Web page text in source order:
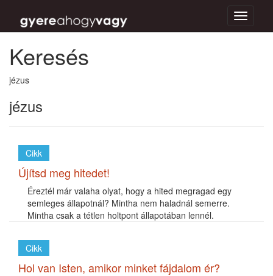
Toggle
Keresés
jézus
jézus
Cikk
Újítsd meg hitedet!
Éreztél már valaha olyat, hogy a hited megragad egy
semleges állapotnál? Mintha nem haladnál semerre.
Mintha csak a tétlen holtpont állapotában lennél.
Cikk
Hol van Isten, amikor minket fájdalom ér?